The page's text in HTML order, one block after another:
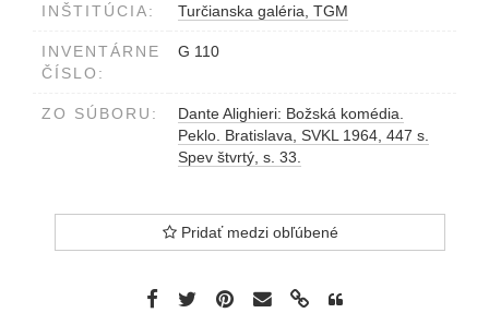
INŠTITÚCIA: Turčianska galéria, TGM
INVENTÁRNE
ČÍSLO:
G 110
ZO SÚBORU:
Dante Alighieri: Božská komédia.
Peklo. Bratislava, SVKL 1964, 447 s.
Spev štvrtý, s. 33.
Pridať medzi obľúbené